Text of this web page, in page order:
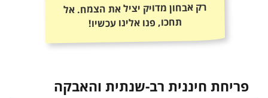
רק אבחון מדויק יציל את הצמח. אל
תחכו, פנו אלינו עכשיו!
פריחת חיננית רב-שנתית והאבקה